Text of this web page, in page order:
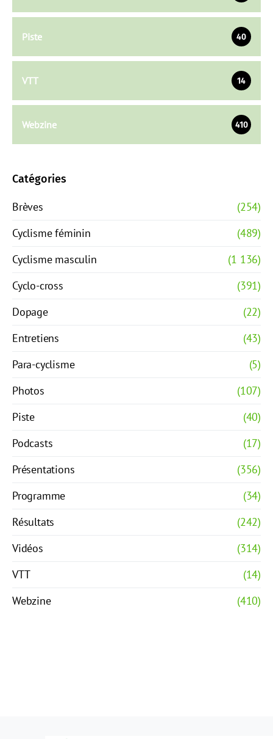
Piste 40
VTT 14
Webzine 410
Catégories
Brèves
(254)
Cyclisme féminin
(489)
Cyclisme masculin
(1 136)
Cyclo-cross
(391)
Dopage
(22)
Entretiens
(43)
Para-cyclisme
(5)
Photos
(107)
Piste
(40)
Podcasts
(17)
Présentations
(356)
Programme
(34)
Résultats
(242)
Vidéos
(314)
VTT
(14)
Webzine
(410)